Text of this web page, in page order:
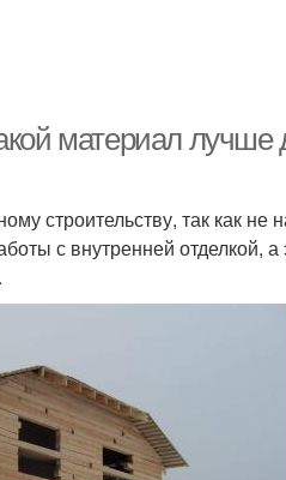
материал лучше
строительству, так как не
с внутренней отделкой, а